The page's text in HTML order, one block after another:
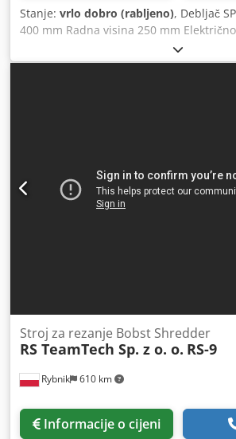
Stanje: vrlo dobro (rabljeno), Debljač
400 mm Radna visina 250 mm
spuštanje radne ploče Osovina s 4 noža
noževima Brzina vrtnje rezne osovine
motor snage 4 kW Konektor za
Rybnik 610 km
Stroj za rezanje Bobst Shredder
RS TeamTech Sp. z o. o. RS-9
Informacije o cijeni